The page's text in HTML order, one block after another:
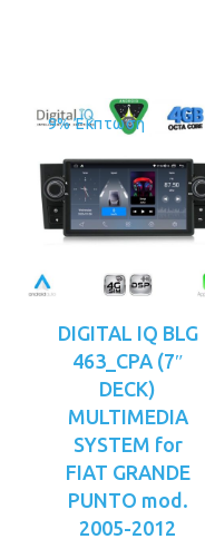
9% Έκπτωση
DIGITAL IQ BLG
463_CPA (7″
DECK)
MULTIMEDIA
SYSTEM for
FIAT GRANDE
PUNTO mod.
2005-2012